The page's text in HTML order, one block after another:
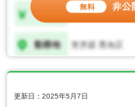
更新日：2025年5月7日